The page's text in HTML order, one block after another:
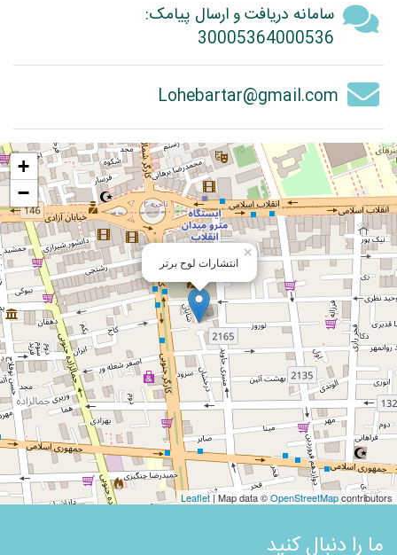
سامانه دریافت و ارسال پیامک:
30005364000536
Lohebartar@gmail.com
انتشارات لوح برتر
×
+
−
Leaflet| Map data ©OpenStreetMapcontributors
ما را دنبال کنید